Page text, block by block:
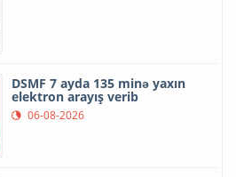
DSMF 7 ayda 135 minə yaxın
elektron arayış verib
06-08-2026